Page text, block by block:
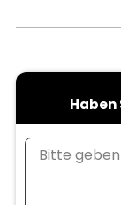
Haben